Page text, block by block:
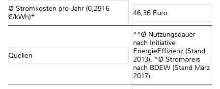
Ø Stromkosten pro Jahr (0,2916
€/kWh)*
46,36 Euro
Quellen
**Ø Nutzungsdauer
nach Initiative
EnergieEffizienz (Stand
2013), *Ø Strompreis
nach BDEW (Stand März
2017)